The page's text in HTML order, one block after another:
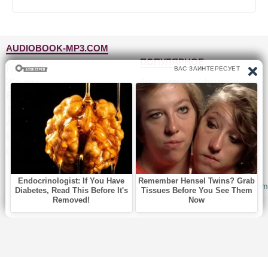
AUDIOBOOK-MP3.COM
Главная
Жанры
Топ-100
Авторы
Исполнители
Обратная связь
ПОПУЛЯРНОЕ
Фантастика и фэнтези
Детективы, триллеры
Для детей
Роман, проза
Приключения
Юмор, сатира
© 2010-2026Audiobook-mp3.com